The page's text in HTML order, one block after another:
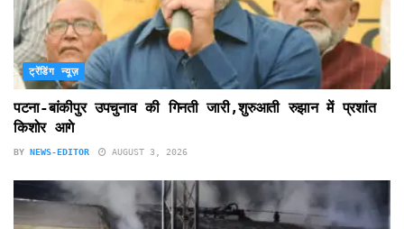
ट्रेंडिंग न्यूज़
पटना-बांकीपुर उपचुनाव की गिनती जारी,शुरुआती रुझान में प्रशांत
किशोर आगे
BY NEWS-EDITOR AUGUST 3, 2026